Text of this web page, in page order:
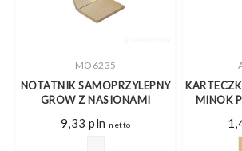
MO6235
NOTATNIK SAMOPRZYLEPNY
GROW Z NASIONAMI
9,33 pln netto
MINOK